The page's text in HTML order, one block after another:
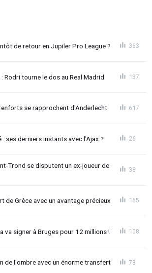
de retour en Jupiler Pro League ? 363
Rodri tourne le dos au Real Madrid 137
se rapprochent d'Anderlecht 617
ses derniers instants avec l'Ajax ? 26
Trond se disputent un ex-joueur de
38
de Grèce avec un avantage précieux 165
va signer à Bruges pour 12 millions ! 108
de l'ombre avec un énorme transfert 73